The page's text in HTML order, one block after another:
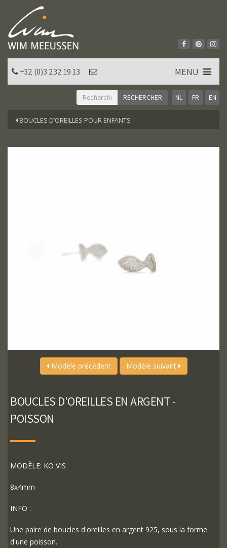
NL FR EN
+32 (0)3 232 19 13 MENU
BOUCLES D’OREILLES POUR ENFANTS
Modèle précédent Modèle suivant
BOUCLES D'OREILLES EN ARGENT -
POISSON
MODÈLE: KO VIS
8x4mm
INFO :
Une paire de boucles d'oreilles en argent 925, sous la forme
d'une poisson.